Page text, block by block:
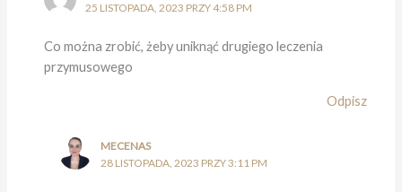
25 LISTOPADA, 2023 PRZY 4:58 PM
Co można zrobić, żeby uniknąć drugiego leczenia
przymusowego
Odpisz
MECENAS
28 LISTOPADA, 2023 PRZY 3:11 PM